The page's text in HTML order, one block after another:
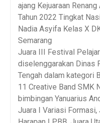
ajang Kejuaraan
Tahun 2022 Tingkat
Nadia Asyifa Kelas X
Semarang
Juara III Festival
diselenggarakan Dinas
Tengah dalam kategori
11 Creative Band SMK
bimbingan Yanuarius
Juara I Variasi Formasi,